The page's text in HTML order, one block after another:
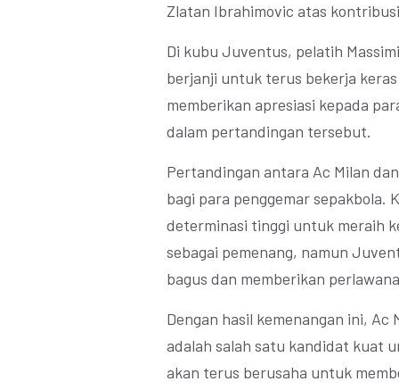
Zlatan Ibrahimovic atas
Di kubu Juventus, pelatih
berjanji untuk terus bekerja
memberikan apresiasi kepada
dalam pertandingan tersebut.
Pertandingan antara Ac Milan
bagi para penggemar sepakbola.
determinasi tinggi untuk meraih
sebagai pemenang, namun
bagus dan memberikan
Dengan hasil kemenangan ini,
adalah salah satu kandidat kuat
akan terus berusaha untuk